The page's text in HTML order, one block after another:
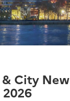
City